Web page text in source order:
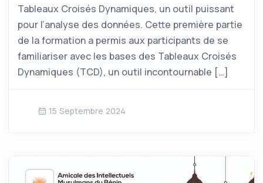
Tableaux Croisés Dynamiques, un outil puissant
pour l’analyse des données. Cette première partie
de la formation a permis aux participants de se
familiariser avec les bases des Tableaux Croisés
Dynamiques (TCD), un outil incontournable […]
15 Septembre 2024